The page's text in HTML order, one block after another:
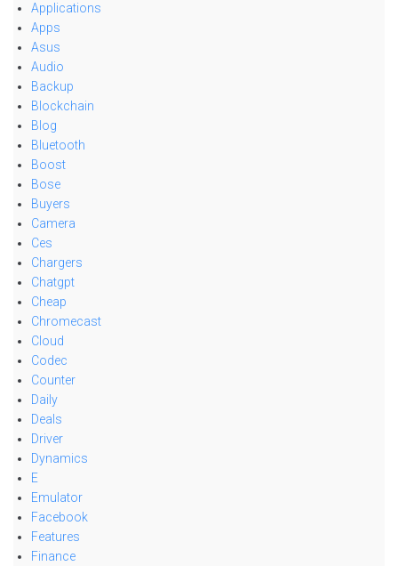
Applications
Apps
Asus
Audio
Backup
Blockchain
Blog
Bluetooth
Boost
Bose
Buyers
Camera
Ces
Chargers
Chatgpt
Cheap
Chromecast
Cloud
Codec
Counter
Daily
Deals
Driver
Dynamics
E
Emulator
Facebook
Features
Finance